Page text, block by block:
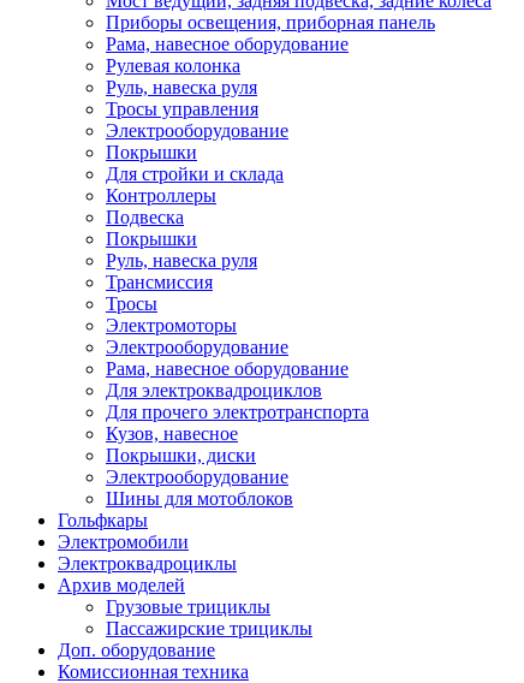
Приборы освещения, приборная панель
Рама, навесное оборудование
Рулевая колонка
Руль, навеска руля
Тросы управления
Электрооборудование
Покрышки
Для стройки и склада
Контроллеры
Подвеска
Покрышки
Руль, навеска руля
Трансмиссия
Тросы
Электромоторы
Электрооборудование
Рама, навесное оборудование
Для электроквадроциклов
Для прочего электротранспорта
Кузов, навесное
Покрышки, диски
Электрооборудование
Шины для мотоблоков
Гольфкары
Электромобили
Электроквадроциклы
Архив моделей
Грузовые трициклы
Пассажирские трициклы
Доп. оборудование
Комиссионная техника